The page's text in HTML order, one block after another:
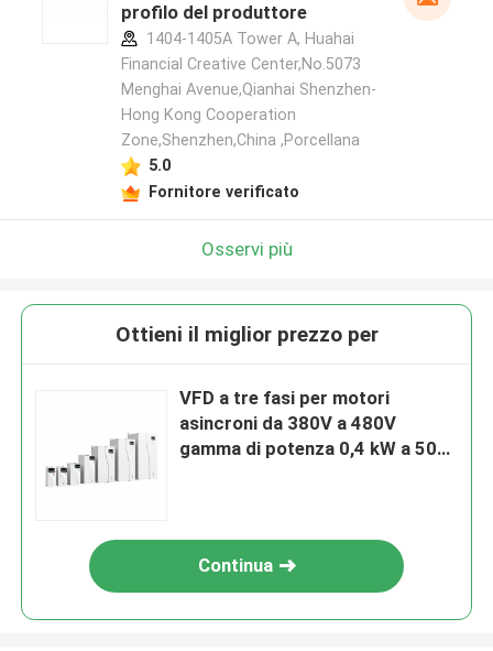
profilo del produttore
1404-1405A Tower A, Huahai
Financial Creative Center,No.5073
Menghai Avenue,Qianhai Shenzhen-
Hong Kong Cooperation
Zone,Shenzhen,China ,Porcellana
5.0
Fornitore verificato
Osservi più
Ottieni il miglior prezzo per
VFD a tre fasi per motori
asincroni da 380V a 480V
gamma di potenza 0,4 kW a 500
Continua